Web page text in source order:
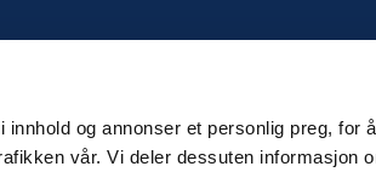
og annonser et personlig preg, for
vår. Vi deler dessuten informasjon
15b, 3117 Tønsberg